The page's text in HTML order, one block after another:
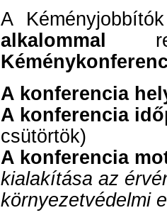
A
alkalommal
A konferencia
A konferencia
csütörtök)
A konferencia
kialakítása az
környezetvédelmi